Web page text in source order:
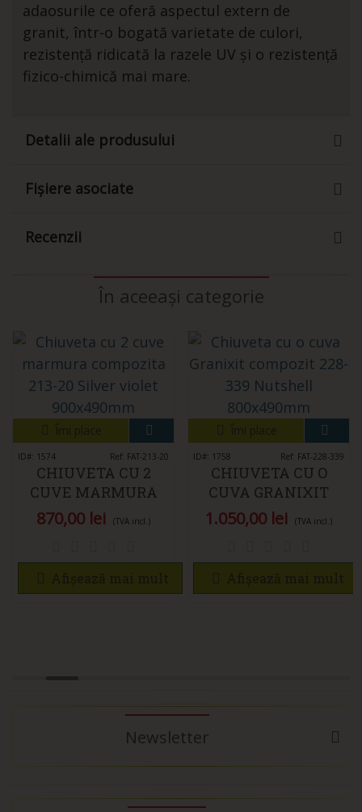
adaosurile ce oferă aspectul extern de
granit, într-o bogată varietate de culori,
rezistență ridicată la razele UV și o rezistență
fizico-chimică mai mare.
Detalii ale produsului
Fișiere asociate
Recenzii
În aceeași categorie
ID#: 1574 Ref: FAT-213-20
CHIUVETA CU 2
CUVE MARMURA
COMPOZITA 213-20
SILVER VIOLET
870,00 lei (TVA incl.)
ID#: 1758 Ref: FAT-228-339
CHIUVETA CU O
CUVA GRANIXIT
COMPOZIT 228-339
NUTSHELL
1.050,00 lei (TVA incl.)
Newsletter